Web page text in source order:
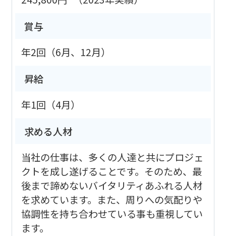
賞与
年2回（6月、12月）
昇給
年1回（4月）
求める人材
当社の仕事は、多くの人達と共にプロジェ
クトを成し遂げることです。そのため、最
後まで諦めないバイタリティあふれる人材
を求めています。また、周りへの気配りや
協調性を持ち合わせている事も重視してい
ます。